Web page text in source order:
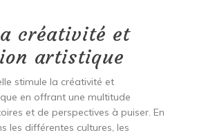
créativité et
artistique
stimule la créativité et
en offrant une multitude
et de perspectives à puiser. En
les différentes cultures, les